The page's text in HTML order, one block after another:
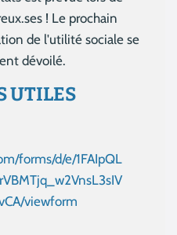
! Le prochain
de l'utilité sociale se
dévoilé.
UTILES
forms/d/e/1FAIpQL
viewform